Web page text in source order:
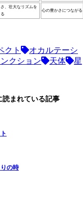
、壮大なリズムを
心の豊かさにつながる
クト
オカルテーシ
クション 天体
星
まれている記事
の時